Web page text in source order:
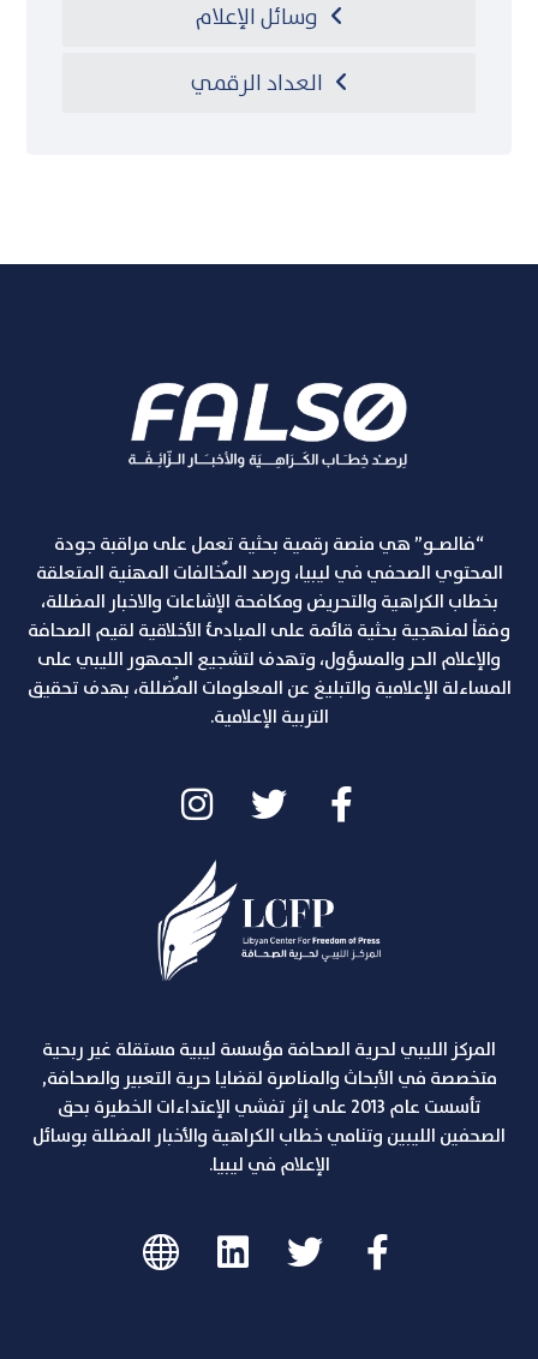
وسائل الإعلام
العداد الرقمي
“فالصـو” هي منصة رقمية بحثية تعمل على مراقبة جودة
المحتوي الصحفي في ليبيا، ورصد المٌخالفات المهنية المتعلقة
بخطاب الكراهية والتحريض ومكافحة الإشاعات والاخبار المضللة،
وفقاً لمنهجية بحثية قائمة على المبادئ الأخلاقية لقيم الصحافة
والإعلام الحر والمسؤول، وتهدف لتشجيع الجمهور الليبي على
المساءلة الإعلامية والتبليغ عن المعلومات المٌضللة، بهدف تحقيق
التربية الإعلامية.
المركز الليبي لحرية الصحافة مؤسسة ليبية مستقلة غير ربحية
متخصصة في الأبحاث والمناصرة لقضايا حرية التعبير والصحافة,
تأسست عام 2013 على إثر تفشي الإعتداءات الخطيرة بحق
الصحفين الليبين وتنامي خطاب الكراهية والأخبار المضللة بوسائل
الإعلام في ليبيا.